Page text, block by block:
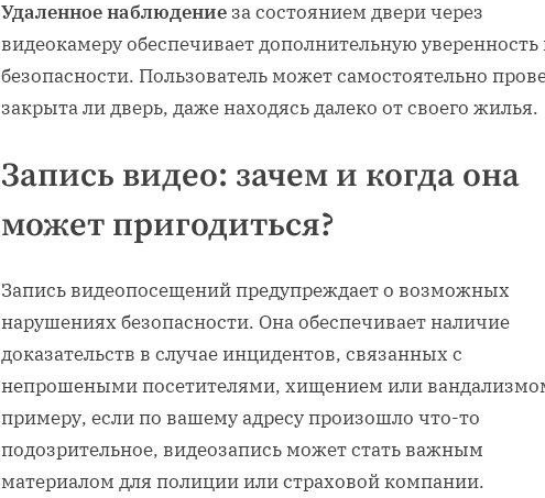
Удаленное наблюдение за состоянием двери через
видеокамеру обеспечивает дополнительную уверенность
безопасности. Пользователь может самостоятельно
закрыта ли дверь, даже находясь далеко от своего жилья.
Запись видео: зачем и когда она
может пригодиться?
Запись видеопосещений предупреждает о возможных
нарушениях безопасности. Она обеспечивает наличие
доказательств в случае инцидентов, связанных с
непрошеными посетителями, хищением или
примеру, если по вашему адресу произошло что-то
подозрительное, видеозапись может стать важным
материалом для полиции или страховой компании.